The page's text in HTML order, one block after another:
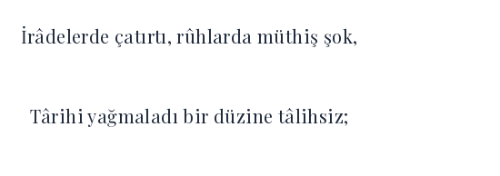
İrâdelerde çatırtı, rûhlarda müthiş şok,‎
Târihi yağmaladı bir düzine tâlihsiz;‎